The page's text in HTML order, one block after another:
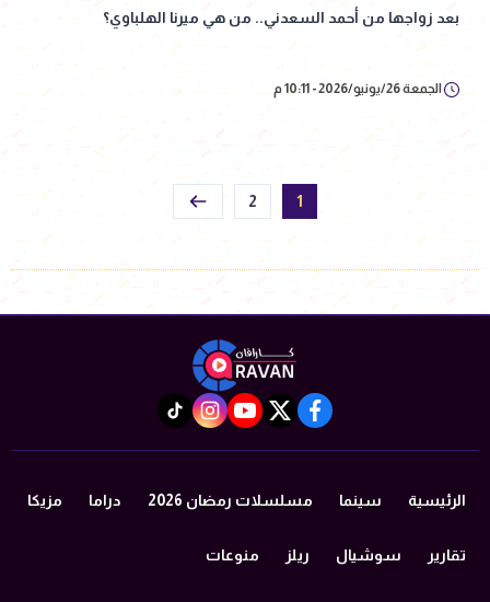
بعد زواجها من أحمد السعدني.. من هي ميرنا الهلباوي؟
الجمعة 26/يونيو/2026 - 10:11 م
1
2
facebook
twitter
youtube
instagram
tiktok
الرئيسية سينما مسلسلات رمضان 2026 دراما مزيكا
تقارير سوشيال ريلز منوعات